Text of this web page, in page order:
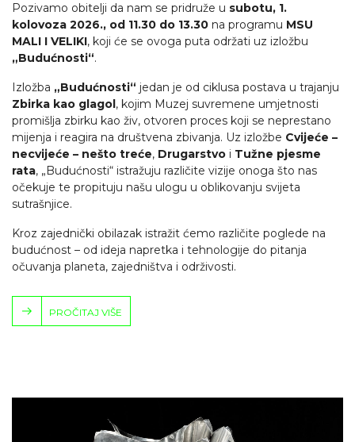
Pozivamo obitelji da nam se pridruže u subotu, 1.
kolovoza 2026., od 11.30 do 13.30 na programu MSU
MALI I VELIKI, koji će se ovoga puta održati uz izložbu
„Budućnosti“.
Izložba „Budućnosti“ jedan je od ciklusa postava u trajanju
Zbirka kao glagol, kojim Muzej suvremene umjetnosti
promišlja zbirku kao živ, otvoren proces koji se neprestano
mijenja i reagira na društvena zbivanja. Uz izložbe Cvijeće –
necvijeće – nešto treće, Drugarstvo i Tužne pjesme
rata, „Budućnosti“ istražuju različite vizije onoga što nas
očekuje te propituju našu ulogu u oblikovanju svijeta
sutrašnjice.
Kroz zajednički obilazak istražit ćemo različite poglede na
budućnost – od ideja napretka i tehnologije do pitanja
očuvanja planeta, zajedništva i održivosti.
PROČITAJ VIŠE